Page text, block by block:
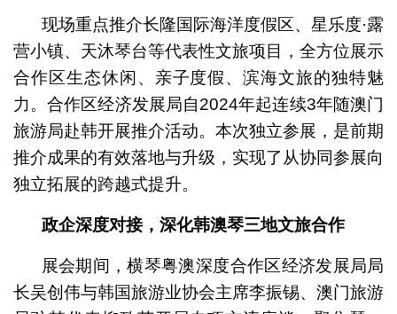
现场重点推介长隆国际海洋度假区、星乐度·露
营小镇、天沐琴台等代表性文旅项目，全方位展示
合作区生态休闲、亲子度假、滨海文旅的独特魅
力。合作区经济发展局自2024年起连续3年随澳门
旅游局赴韩开展推介活动。本次独立参展，是前期
推介成果的有效落地与升级，实现了从协同参展向
独立拓展的跨越式提升。
政企深度对接，深化韩澳琴三地文旅合作
展会期间，横琴粤澳深度合作区经济发展局局
长吴创伟与韩国旅游业协会主席李振锡、澳门旅游